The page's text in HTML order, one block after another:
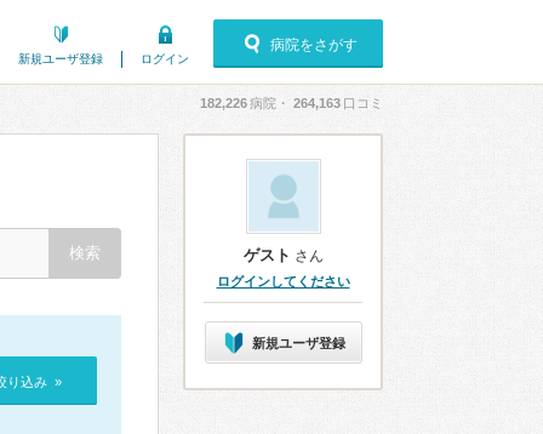
新規ユーザ登録 ログイン
病院をさがす
182,226病院・ 264,163 口コミ
り込み »
ゲスト さん
ログインしてください
新規ユーザ登録